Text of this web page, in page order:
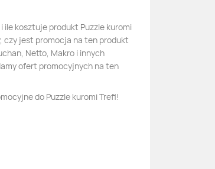
ile kosztuje produkt Puzzle kuromi
czy jest promocja na ten produkt
Netto, Makro i innych
ofert promocyjnych na ten
do Puzzle kuromi Trefl!